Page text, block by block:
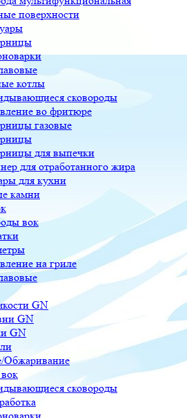
поверхности
котлы
сковороды
во фритюре
газовые
для выпечки
для отработанного жира
для кухни
камни
вок
на гриле
GN
GN
GN
Обжаривание
сковороды